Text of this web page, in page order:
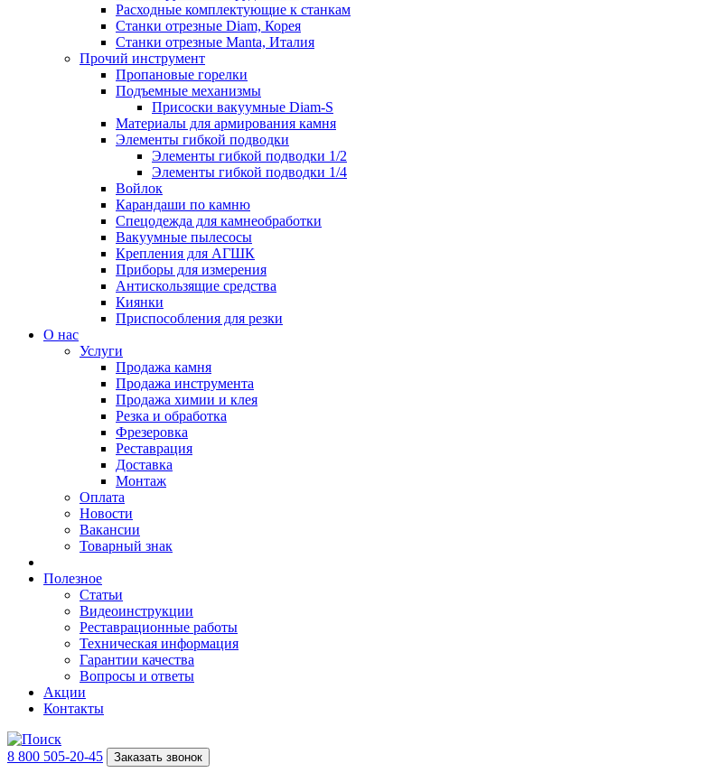
Расходные комплектующие к станкам
Станки отрезные Diam, Корея
Станки отрезные Manta, Италия
Прочий инструмент
Пропановые горелки
Подъeмные механизмы
Присоски вакуумные Diam-S
Материалы для армирования камня
Элементы гибкой подводки
Элементы гибкой подводки 1/2
Элементы гибкой подводки 1/4
Войлок
Карандаши по камню
Спецодежда для камнеобработки
Вакуумные пылесосы
Крепления для АГШК
Приборы для измерения
Антискользящие средства
Киянки
Приспособления для резки
О нас
Услуги
Продажа камня
Продажа инструмента
Продажа химии и клея
Резка и обработка
Фрезеровка
Реставрация
Доставка
Монтаж
Оплата
Новости
Вакансии
Товарный знак
Полезное
Статьи
Видеоинструкции
Реставрационные работы
Техническая информация
Гарантии качества
Вопросы и ответы
Акции
Контакты
8 800 505-20-45 Заказать звонок